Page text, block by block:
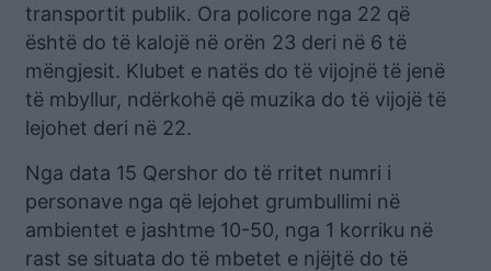
transportit publik. Ora policore nga 22 që
është do të kalojë në orën 23 deri në 6 të
mëngjesit. Klubet e natës do të vijojnë të jenë
të mbyllur, ndërkohë që muzika do të vijojë të
lejohet deri në 22.
Nga data 15 Qershor do të rritet numri i
personave nga që lejohet grumbullimi në
ambientet e jashtme 10-50, nga 1 korriku në
rast se situata do të mbetet e njëjtë do të